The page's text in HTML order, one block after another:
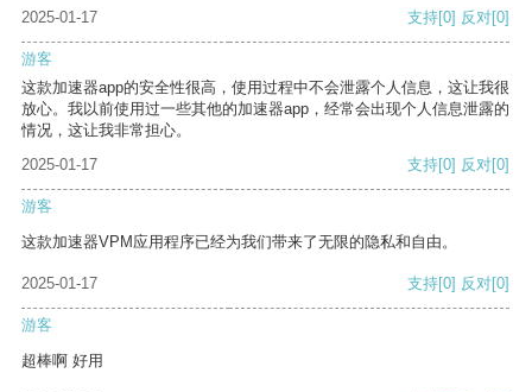
2025-01-17 支持[0] 反对[0]
游客
这款加速器app的安全性很高，使用过程中不会泄露个人信息，这让我很
放心。我以前使用过一些其他的加速器app，经常会出现个人信息泄露的
情况，这让我非常担心。
2025-01-17
支持[0] 反对[0]
游客
这款加速器VPM应用程序已经为我们带来了无限的隐私和自由。
2025-01-17 支持[0] 反对[0]
游客
超棒啊 好用